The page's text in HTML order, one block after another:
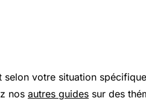
votre situation
nos autres guides sur des